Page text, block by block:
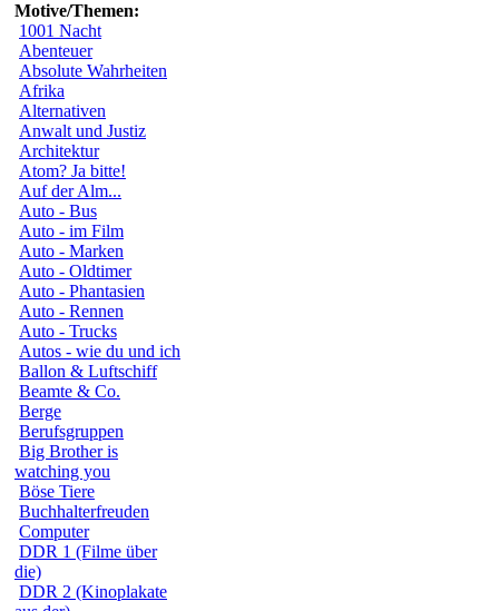
Motive/Themen:
1001 Nacht
Abenteuer
Absolute Wahrheiten
Afrika
Alternativen
Anwalt und Justiz
Architektur
Atom? Ja bitte!
Auf der Alm...
Auto - Bus
Auto - im Film
Auto - Marken
Auto - Oldtimer
Auto - Phantasien
Auto - Rennen
Auto - Trucks
Autos - wie du und ich
Ballon & Luftschiff
Beamte & Co.
Berge
Berufsgruppen
Big Brother is
watching you
Böse Tiere
Buchhalterfreuden
Computer
DDR 1 (Filme über
die)
DDR 2 (Kinoplakate